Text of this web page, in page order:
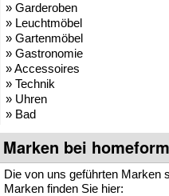
» Garderoben
» Leuchtmöbel
» Gartenmöbel
» Gastronomie
» Accessoires
» Technik
» Uhren
» Bad
Marken bei homeform
Die von uns geführten Marken
Marken finden Sie hier: